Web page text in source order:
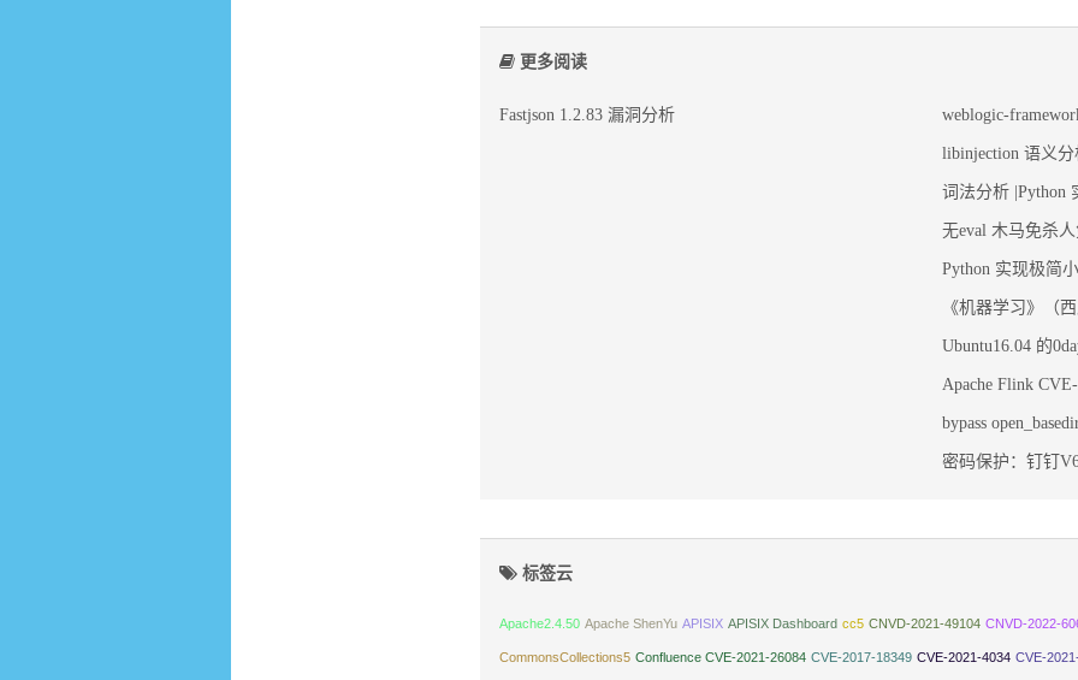
更多阅读
Fastjson 1.2.83 漏洞分析 weblogic-
libinjection 语义
词法分析 |Python
无eval 木马免杀
Python 实现极简
《机器学习》（
Ubuntu16.04 的
Apache Flink
bypass
密码保护：钉钉
标签云
Apache2.4.50 Apache ShenYu APISIX APISIX Dashboard cc5 CNVD-2021-49104 CNVD-2022-
CommonsCollections5 Confluence CVE-2021-26084 CVE-2017-18349 CVE-2021-4034 CVE-